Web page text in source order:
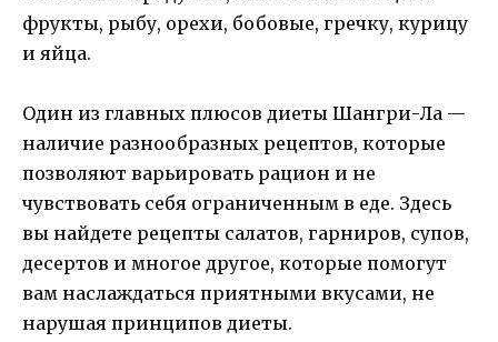
фрукты, рыбу, орехи, бобовые, гречку, курицу
и яйца.
Один из главных плюсов диеты Шангри-Ла —
наличие разнообразных рецептов, которые
позволяют варьировать рацион и не
чувствовать себя ограниченным в еде. Здесь
вы найдете рецепты салатов, гарниров, супов,
десертов и многое другое, которые помогут
вам наслаждаться приятными вкусами, не
нарушая принципов диеты.